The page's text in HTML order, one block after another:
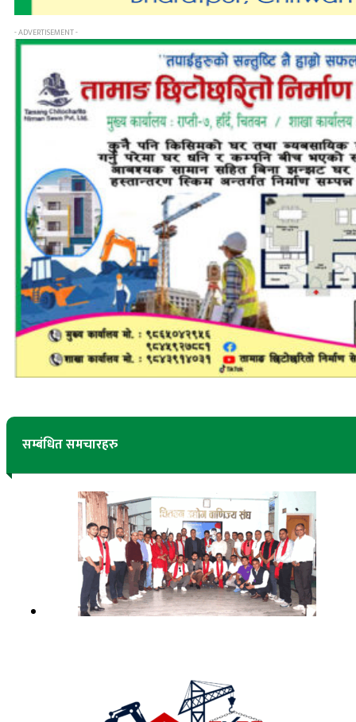
- ADVERTISEMENT -
सम्बंधित समचारहरु